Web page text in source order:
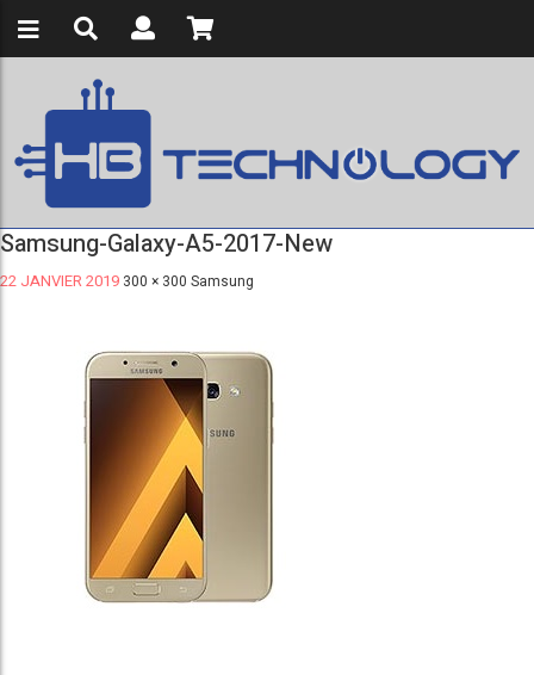
Samsung-Galaxy-A5-2017-New
22 JANVIER 2019 300 × 300 Samsung